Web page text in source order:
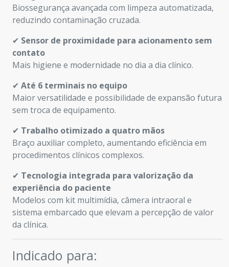
Biossegurança avançada com limpeza automatizada,
reduzindo contaminação cruzada.
✔ Sensor de proximidade para acionamento sem
contato
Mais higiene e modernidade no dia a dia clínico.
✔ Até 6 terminais no equipo
Maior versatilidade e possibilidade de expansão futura
sem troca de equipamento.
✔ Trabalho otimizado a quatro mãos
Braço auxiliar completo, aumentando eficiência em
procedimentos clínicos complexos.
✔ Tecnologia integrada para valorização da
experiência do paciente
Modelos com kit multimídia, câmera intraoral e
sistema embarcado que elevam a percepção de valor
da clínica.
Indicado para: